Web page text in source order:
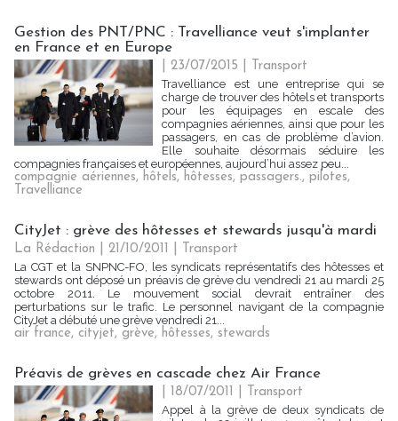
Gestion des PNT/PNC : Travelliance veut s'implanter
en France et en Europe
| 23/07/2015
Transport
Travelliance est une entreprise qui se
charge de trouver des hôtels et transports
pour les équipages en escale des
compagnies aériennes, ainsi que pour les
passagers, en cas de problème d’avion.
Elle souhaite désormais séduire les
compagnies françaises et européennes, aujourd’hui assez peu...
compagnie aériennes, hôtels, hôtesses, passagers., pilotes,
Travelliance
CityJet : grève des hôtesses et stewards jusqu'à mardi
La Rédaction | 21/10/2011
Transport
La CGT et la SNPNC-FO, les syndicats représentatifs des hôtesses et
stewards ont déposé un préavis de grève du vendredi 21 au mardi 25
octobre 2011. Le mouvement social devrait entraîner des
perturbations sur le trafic. Le personnel navigant de la compagnie
CityJet a débuté une grève vendredi 21...
air france, cityjet, grève, hôtesses, stewards
Préavis de grèves en cascade chez Air France
| 18/07/2011
Transport
Appel à la grève de deux syndicats de